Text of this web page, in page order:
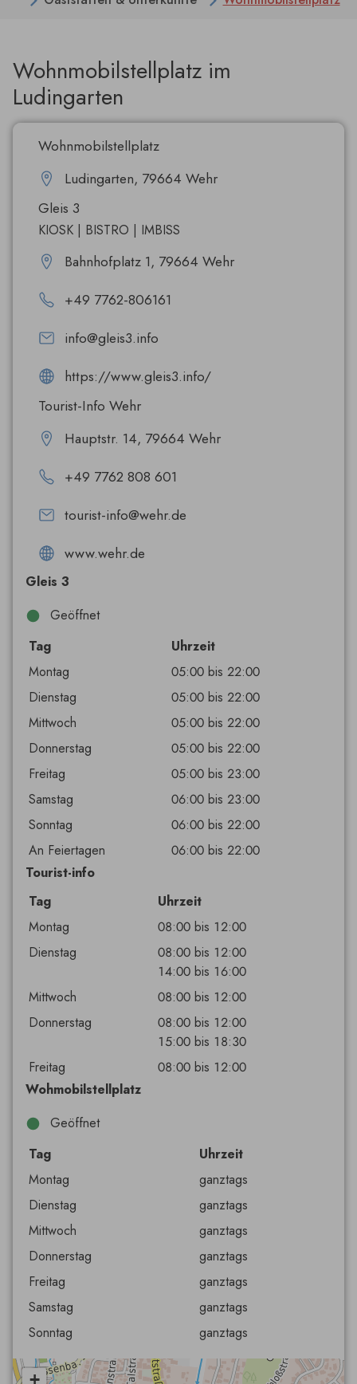
Wohnmobilstellplatz im
Ludingarten
Wohnmobilstellplatz
Ludingarten, 79664 Wehr
Gleis 3
KIOSK | BISTRO | IMBISS
Bahnhofplatz 1, 79664 Wehr
+49 7762-806161
info@gleis3.info
https://www.gleis3.info/
Tourist-Info Wehr
Hauptstr. 14, 79664 Wehr
+49 7762 808 601
tourist-info@wehr.de
www.wehr.de
Gleis 3
Geöffnet
Tag
Uhrzeit
Montag
05:00 bis 22:00
Dienstag
05:00 bis 22:00
Mittwoch
05:00 bis 22:00
Donnerstag
05:00 bis 22:00
Freitag
05:00 bis 23:00
Samstag
06:00 bis 23:00
Sonntag
06:00 bis 22:00
An Feiertagen
06:00 bis 22:00
Tourist-info
Tag
Uhrzeit
Montag
08:00 bis 12:00
Dienstag
08:00 bis 12:00
14:00 bis 16:00
Mittwoch
08:00 bis 12:00
Donnerstag
08:00 bis 12:00
15:00 bis 18:30
Freitag
08:00 bis 12:00
Wohmobilstellplatz
Geöffnet
Tag
Uhrzeit
Montag
ganztags
Dienstag
ganztags
Mittwoch
ganztags
Donnerstag
ganztags
Freitag
ganztags
Samstag
ganztags
Sonntag
ganztags